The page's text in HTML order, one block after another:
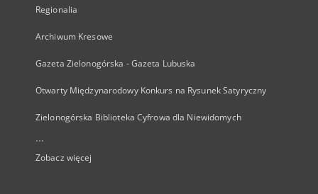
Regionalia
Archiwum Kresowe
Gazeta Zielonogórska - Gazeta Lubuska
Otwarty Międzynarodowy Konkurs na Rysunek Satyryczny
Zielonogórska Biblioteka Cyfrowa dla Niewidomych
...
Zobacz więcej